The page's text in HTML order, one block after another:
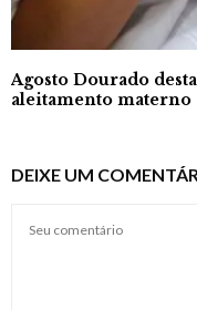
Agosto Dourado
aleitamento materno
DEIXE UM